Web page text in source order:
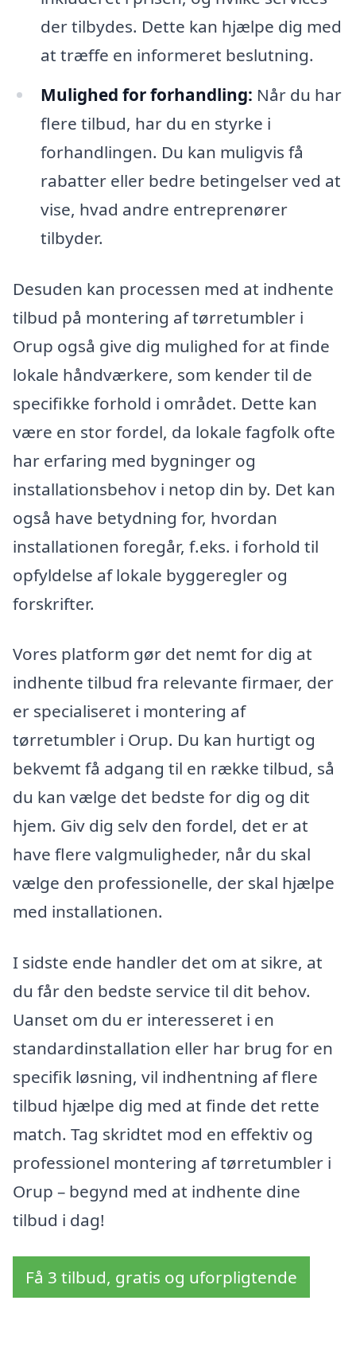
der tilbydes. Dette kan hjælpe dig med
at træffe en informeret beslutning.
Mulighed for forhandling: Når du har
flere tilbud, har du en styrke i
forhandlingen. Du kan muligvis få
rabatter eller bedre betingelser ved at
vise, hvad andre entreprenører
tilbyder.
Desuden kan processen med at indhente
tilbud på montering af tørretumbler i
Orup også give dig mulighed for at finde
lokale håndværkere, som kender til de
specifikke forhold i området. Dette kan
være en stor fordel, da lokale fagfolk ofte
har erfaring med bygninger og
installationsbehov i netop din by. Det kan
også have betydning for, hvordan
installationen foregår, f.eks. i forhold til
opfyldelse af lokale byggeregler og
forskrifter.
Vores platform gør det nemt for dig at
indhente tilbud fra relevante firmaer, der
er specialiseret i montering af
tørretumbler i Orup. Du kan hurtigt og
bekvemt få adgang til en række tilbud, så
du kan vælge det bedste for dig og dit
hjem. Giv dig selv den fordel, det er at
have flere valgmuligheder, når du skal
vælge den professionelle, der skal hjælpe
med installationen.
I sidste ende handler det om at sikre, at
du får den bedste service til dit behov.
Uanset om du er interesseret i en
standardinstallation eller har brug for en
specifik løsning, vil indhentning af flere
tilbud hjælpe dig med at finde det rette
match. Tag skridtet mod en effektiv og
professionel montering af tørretumbler i
Orup – begynd med at indhente dine
tilbud i dag!
Få 3 tilbud, gratis og uforpligtende